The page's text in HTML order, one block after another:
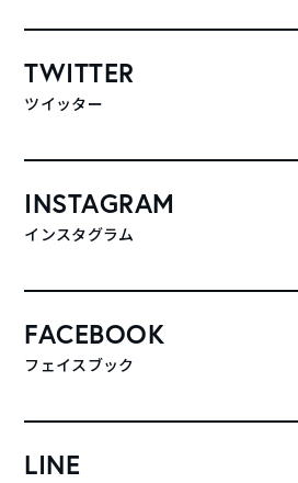
TWITTER
ツイッター
INSTAGRAM
インスタグラム
FACEBOOK
フェイスブック
LINE